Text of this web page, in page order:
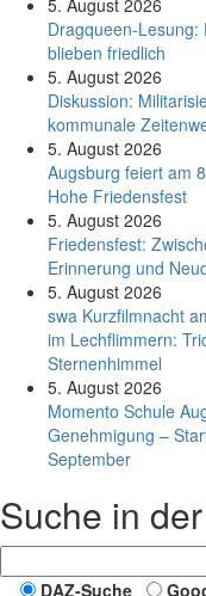
5. August 2026
Dragqueen-Lesung:
blieben friedlich
5. August 2026
Diskussion:
kommunale
5. August 2026
Augsburg feiert am
Hohe Friedensfest
5. August 2026
Friedensfest:
Erinnerung und
5. August 2026
swa Kurz­film­nacht
im Lech­flim­mern:
Sternen­himmel
5. August 2026
Momento Schule
Genehmigung –
September
Suche in
DAZ-Suche